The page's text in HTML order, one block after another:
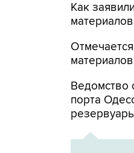
Как
Ведомство
порта